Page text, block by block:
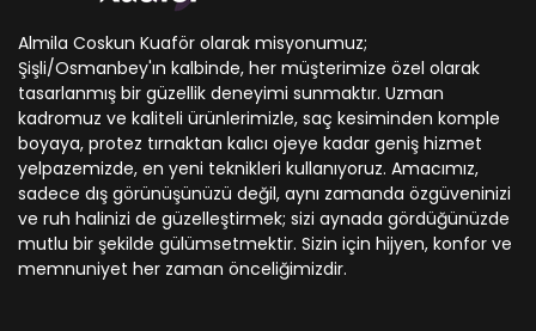
Almila Coskun Kuaför olarak misyonumuz;
Şişli/Osmanbey'ın kalbinde, her müşterimize özel olarak
tasarlanmış bir güzellik deneyimi sunmaktır. Uzman
kadromuz ve kaliteli ürünlerimizle, saç kesiminden komple
boyaya, protez tırnaktan kalıcı ojeye kadar geniş hizmet
yelpazemizde, en yeni teknikleri kullanıyoruz. Amacımız,
sadece dış görünüşünüzü değil, aynı zamanda özgüveninizi
ve ruh halinizi de güzelleştirmek; sizi aynada gördüğünüzde
mutlu bir şekilde gülümsetmektir. Sizin için hijyen, konfor ve
memnuniyet her zaman önceliğimizdir.